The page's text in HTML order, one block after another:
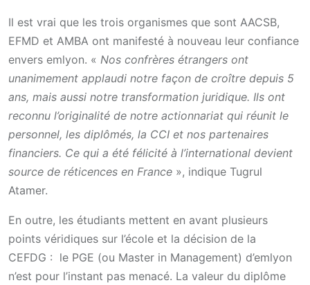
Il est vrai que les trois organismes que sont AACSB,
EFMD et AMBA ont manifesté à nouveau leur confiance
envers emlyon. « Nos confrères étrangers ont
unanimement applaudi notre façon de croître depuis 5
ans, mais aussi notre transformation juridique. Ils ont
reconnu l’originalité de notre actionnariat qui réunit le
personnel, les diplômés, la CCI et nos partenaires
financiers. Ce qui a été félicité à l’international devient
source de réticences en France », indique Tugrul
Atamer.
En outre, les étudiants mettent en avant plusieurs
points véridiques sur l’école et la décision de la
CEFDG : le PGE (ou Master in Management) d’emlyon
n’est pour l’instant pas menacé. La valeur du diplôme